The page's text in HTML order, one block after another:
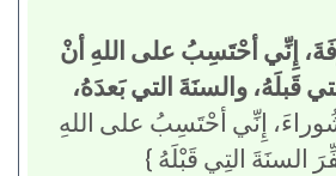
إِنِّي أحْتَسِبُ على اللهِ أنْ
قَبلَهُ، والسنَةَ التي بَعدَهُ،
إِنِّي أحْتَسِبُ على اللهِ
السنَةَ التِي قَبْلَهُ }